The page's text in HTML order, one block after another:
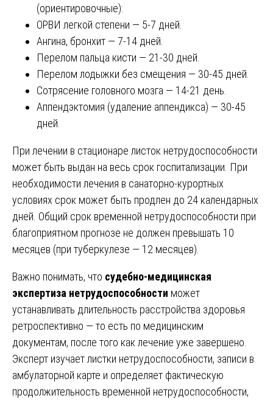
(ориентировочные):
ОРВИ легкой степени — 5-7 дней.
Ангина, бронхит — 7-14 дней.
Перелом пальца кисти — 21-30 дней.
Перелом лодыжки без смещения — 30-45 дней.
Сотрясение головного мозга — 14-21 день.
Аппендэктомия (удаление аппендикса) — 30-45
дней.
При лечении в стационаре листок нетрудоспособности
может быть выдан на весь срок госпитализации. При
необходимости лечения в санаторно-курортных
условиях срок может быть продлен до 24 календарных
дней. Общий срок временной нетрудоспособности при
благоприятном прогнозе не должен превышать 10
месяцев (при туберкулезе — 12 месяцев).
Важно понимать, что судебно-медицинская
экспертиза нетрудоспособности может
устанавливать длительность расстройства здоровья
ретроспективно — то есть по медицинским
документам, после того как лечение уже завершено.
Эксперт изучает листки нетрудоспособности, записи в
амбулаторной карте и определяет фактическую
продолжительность временной нетрудоспособности,